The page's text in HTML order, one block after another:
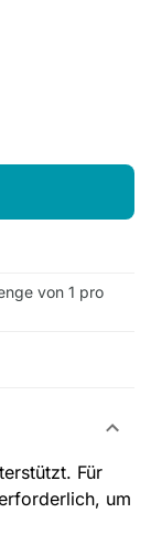
von 1 pro
Für
um